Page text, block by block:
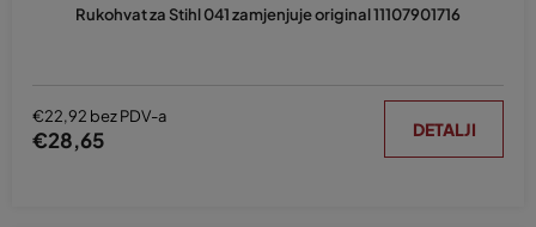
Rukohvat za Stihl 041 zamjenjuje original 11107901716
€22,92 bez PDV-a
€28,65 DETALJI